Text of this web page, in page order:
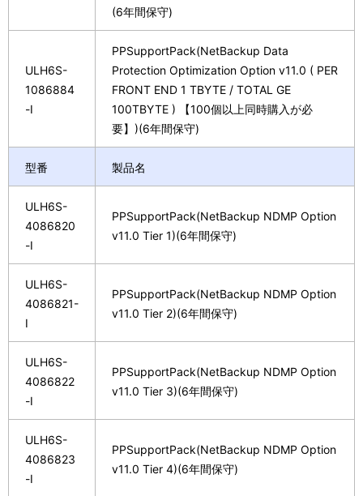
(6年間保守)
ULH6S-
1086884
-I
PPSupportPack(NetBackup Data
Protection Optimization Option v11.0 ( PER
FRONT END 1 TBYTE / TOTAL GE
100TBYTE ) 【100個以上同時購入が必
要】)(6年間保守)
型番 製品名
ULH6S-
4086820
-I
PPSupportPack(NetBackup NDMP Option
v11.0 Tier 1)(6年間保守)
ULH6S-
4086821-
I
PPSupportPack(NetBackup NDMP Option
v11.0 Tier 2)(6年間保守)
ULH6S-
4086822
-I
PPSupportPack(NetBackup NDMP Option
v11.0 Tier 3)(6年間保守)
ULH6S-
4086823
-I
PPSupportPack(NetBackup NDMP Option
v11.0 Tier 4)(6年間保守)